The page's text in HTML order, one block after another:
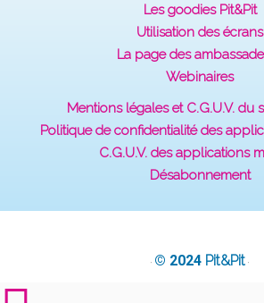
Les goodies Pit&Pit
Utilisation des écrans
La page des
Webinaires
Mentions légales et C.G.U.V. du
Politique de confidentialité des
C.G.U.V. des applications
Désabonnement
· © 2024 Pit&Pit ·